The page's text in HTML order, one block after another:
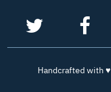
S
P
S
P
Handcrafted with